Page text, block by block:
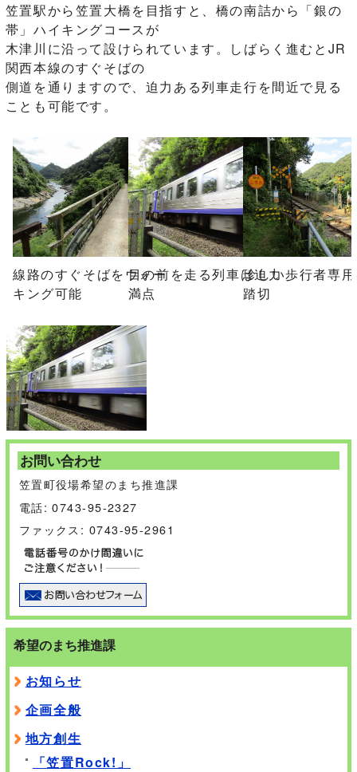
笠置駅から笠置大橋を目指すと、橋の南詰から「銀の
帯」ハイキングコースが
木津川に沿って設けられています。しばらく進むとJR
関西本線のすぐそばの
側道を通りますので、迫力ある列車走行を間近で見る
ことも可能です。
線路のすぐそばをウォー
キング可能
目の前を走る列車は迫力
満点
珍しい歩行者専
踏切
お問い合わせ
笠置町役場希望のまち推進課
電話: 0743-95-2327
ファックス: 0743-95-2961
希望のまち推進課
お知らせ
企画全般
地方創生
「笠置Rock!」